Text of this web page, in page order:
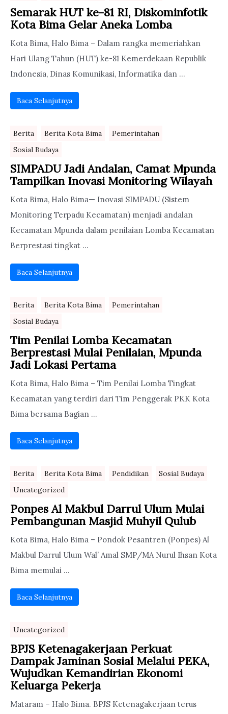
Semarak HUT ke-81 RI, Diskominfotik
Kota Bima Gelar Aneka Lomba
Kota Bima, Halo Bima – Dalam rangka memeriahkan
Hari Ulang Tahun (HUT) ke-81 Kemerdekaan Republik
Indonesia, Dinas Komunikasi, Informatika dan ...
Baca Selanjutnya
Berita Berita Kota Bima
Pemerintahan
Sosial Budaya
SIMPADU Jadi Andalan, Camat Mpunda
Tampilkan Inovasi Monitoring Wilayah
Kota Bima, Halo Bima— Inovasi SIMPADU (Sistem
Monitoring Terpadu Kecamatan) menjadi andalan
Kecamatan Mpunda dalam penilaian Lomba Kecamatan
Berprestasi tingkat ...
Baca Selanjutnya
Berita Berita Kota Bima
Pemerintahan
Sosial Budaya
Tim Penilai Lomba Kecamatan
Berprestasi Mulai Penilaian, Mpunda
Jadi Lokasi Pertama
Kota Bima, Halo Bima – Tim Penilai Lomba Tingkat
Kecamatan yang terdiri dari Tim Penggerak PKK Kota
Bima bersama Bagian ...
Baca Selanjutnya
Berita Berita Kota Bima Pendidikan
Sosial Budaya
Uncategorized
Ponpes Al Makbul Darrul Ulum Mulai
Pembangunan Masjid Muhyil Qulub
Kota Bima, Halo Bima – Pondok Pesantren (Ponpes) Al
Makbul Darrul Ulum Wal’ Amal SMP/MA Nurul Ihsan Kota
Bima memulai ...
Baca Selanjutnya
Uncategorized
BPJS Ketenagakerjaan Perkuat
Dampak Jaminan Sosial Melalui PEKA,
Wujudkan Kemandirian Ekonomi
Keluarga Pekerja
Mataram – Halo Bima. BPJS Ketenagakerjaan terus